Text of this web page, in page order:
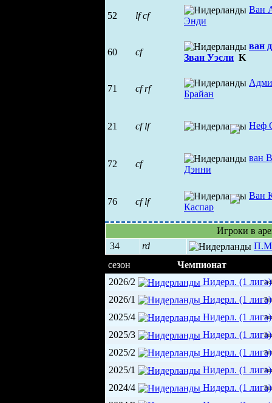
52 lf cf
Ван
Энди
60 cf
ван
Зван Уэсли K
71 cf rf
Брайан
21 cf lf Неф
72 cf
ван
Дэнни
76 cf lf
Ван
Каспар
Игроки в
34
rd
сезон
Чемпионат
2026/2
Нидерл. (1 лига)
2026/1 Нидерл. (1 лига)
2025/4 Нидерл. (1 лига)
2025/3 Нидерл. (1 лига)
2025/2 Нидерл. (1 лига)
2025/1 Нидерл. (1 лига)
2024/4 Нидерл. (1 лига)